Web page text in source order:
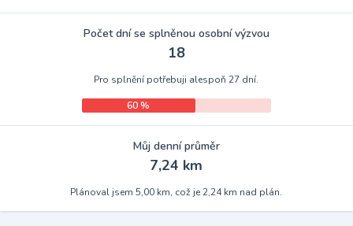
Počet dní se splněnou osobní výzvou
18
Pro splnění potřebuji alespoň 27 dní.
60 %
Můj denní průměr
7,24 km
Plánoval jsem 5,00 km, což je 2,24 km nad plán.